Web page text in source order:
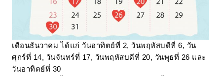
เดือนธันวาคม ได้แก่ วันอาทิตย์ที่ 2, วันพฤหัสบดีที่ 6, วัน
ศุกร์ที่ 14, วันจันทร์ที่ 17, วันพฤหัสบดีที่ 20, วันพุธที่ 26 และ
วันอาทิตย์ที่ 30